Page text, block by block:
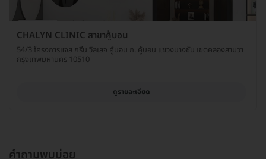
CHALYN CLINIC สาขาคู้บอน
54/3 โครงการแจส กรีน วิลเลจ คู้บอน ถ. คู้บอน แขวงบางชัน เขตคลองสามวา
กรุงเทพมหานคร 10510
ดูรายละเอียด
คำถามพบบ่อย